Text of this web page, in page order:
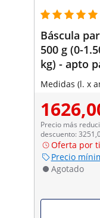
Báscula
500 g (0-
kg) - apto
LCD
Medidas (l. x
Precio más
descuento:
Oferta por
Precio
Agotado